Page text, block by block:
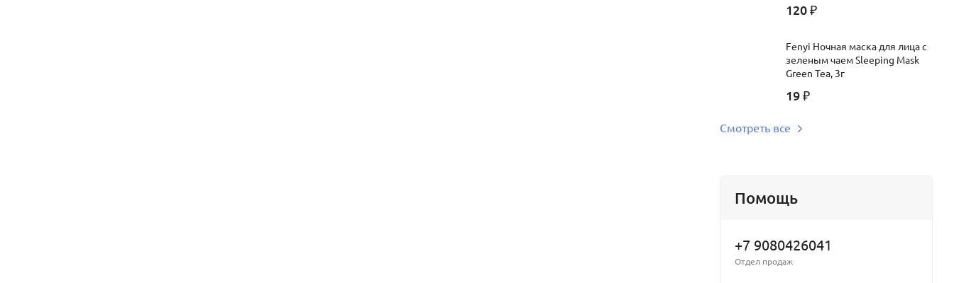
120 ₽
Fenyi Ночная маска для лица с
зеленым чаем Sleeping Mask
Green Tea, 3г
19 ₽
Смотреть все
Помощь
+7 9080426041
Отдел продаж